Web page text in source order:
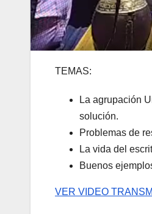
TEMAS:
La agrupación
solución.
Problemas de
La vida del
Buenos
VER VIDEO